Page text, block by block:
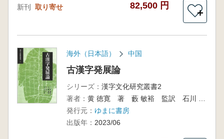
新刊 取り寄せ 82,500 円
＋
海外（日本語） 中国
古漢字発展論
シリーズ： 漢字文化研究叢書2
著者：
発行元： ゆまに書房
出版年： 2023/06